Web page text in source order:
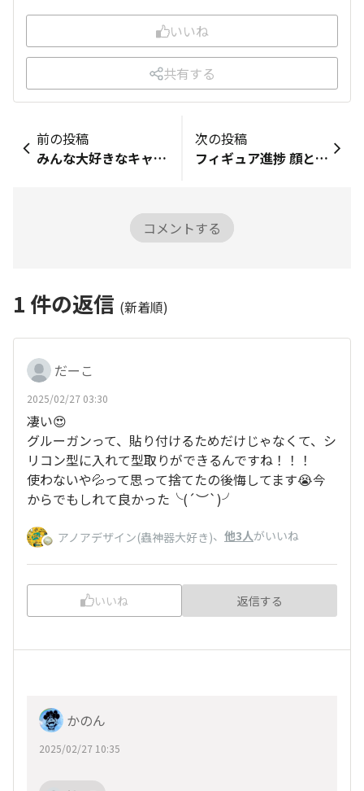
いいね
共有する
前の投稿
みんな大好きなキャラクター食品紹介
次の投稿
フィギュア進捗 顔と身体。美術解剖学をやや会得してるが故に技術が追いつかず一生懸命やり直してるものの体はほとんど服で隠れるので意味がない。
コメントする
1 件の返信 (新着順)
だーこ
2025/02/27 03:30
凄い😍
グルーガンって、貼り付けるためだけじゃなくて、シ
リコン型に入れて型取りができるんですね！！！
使わないや💦って思って捨てたの後悔してます😭今
からでもしれて良かった╰( ´︶`)╯
アノアデザイン(蟲神器大好き)、 他3人がいいね
いいね 返信する
かのん
2025/02/27 10:35